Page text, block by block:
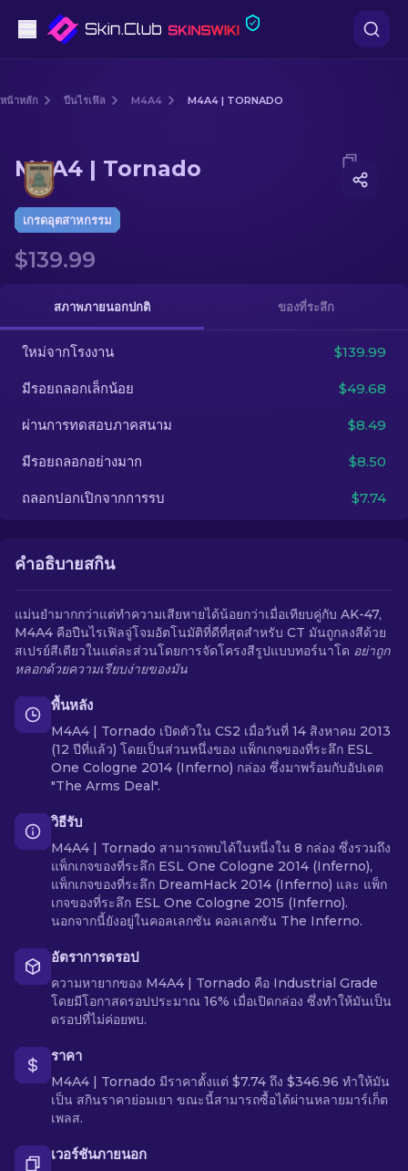
ปืนไรเฟิล
ปืนไรเฟิลซุ่มยิง
มีด
ถุงมือ
กล่อง
อื่น ๆ
หน้าหลัก ปืนไรเฟิล M4A4 M4A4 | TORNADO
Media of M4A4 | Tornado
M4A4 | Tornado
เกรดอุตสาหกรรม
$139.99
สภาพภายนอกปกติ ของที่ระลึก
ใหม่จากโรงงาน $139.99
มีรอยถลอกเล็กน้อย $49.68
ผ่านการทดสอบภาคสนาม $8.49
มีรอยถลอกอย่างมาก $8.50
ถลอกปอกเปิกจากการรบ $7.74
คำอธิบายสกิน
แม่นยำมากกว่าแต่ทำความเสียหายได้น้อยกว่าเมื่อเทียบคู่กับ AK-47,
M4A4 คือปืนไรเฟิลจู่โจมอัตโนมัติที่ดีที่สุดสำหรับ CT มันถูกลงสีด้วย
สเปรย์สีเดียวในแต่ละส่วนโดยการจัดโครงสีรูปแบบทอร์นาโด อย่าถูก
หลอกด้วยความเรียบง่ายของมัน
พื้นหลัง
M4A4 | Tornado เปิดตัวใน CS2 เมื่อวันที่ 14 สิงหาคม 2013
(12 ปีที่แล้ว) โดยเป็นส่วนหนึ่งของ แพ็กเกจของที่ระลึก ESL
One Cologne 2014 (Inferno) กล่อง ซึ่งมาพร้อมกับอัปเดต
"The Arms Deal".
วิธีรับ
M4A4 | Tornado สามารถพบได้ในหนึ่งใน 8 กล่อง ซึ่งรวมถึง
แพ็กเกจของที่ระลึก ESL One Cologne 2014 (Inferno),
แพ็กเกจของที่ระลึก DreamHack 2014 (Inferno) และ แพ็ก
เกจของที่ระลึก ESL One Cologne 2015 (Inferno).
นอกจากนี้ยังอยู่ในคอลเลกชัน คอลเลกชัน The Inferno.
อัตราการดรอป
ความหายากของ M4A4 | Tornado คือ Industrial Grade
โดยมีโอกาสดรอปประมาณ 16% เมื่อเปิดกล่อง ซึ่งทำให้มันเป็น
ดรอปที่ไม่ค่อยพบ.
ราคา
M4A4 | Tornado มีราคาตั้งแต่ $7.74 ถึง $346.96 ทำให้มัน
เป็น สกินราคาย่อมเยา ขณะนี้สามารถซื้อได้ผ่านหลายมาร์เก็ต
เพลส.
เวอร์ชันภายนอก